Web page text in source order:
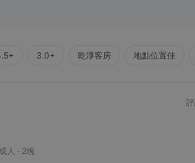
3.0+ 乾淨客房 地點位置佳
人 · 2晚